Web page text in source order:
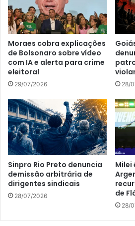
Moraes cobra explicações
de Bolsonaro sobre vídeo
com IA e alerta para crime
eleitoral
29/07/2026 28/
Sinpro Rio Preto denuncia
demissão arbitrária de
dirigentes sindicais
28/07/2026
Milei
de
28/